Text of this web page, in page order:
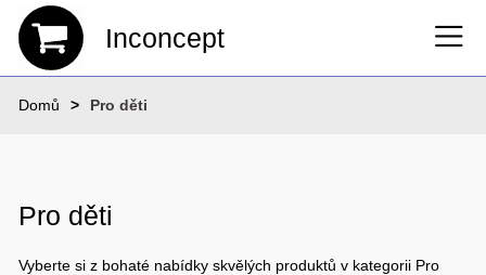
Inconcept
Domů Pro děti
Pro děti
Vyberte si z bohaté nabídky skvělých produktů v kategorii Pro